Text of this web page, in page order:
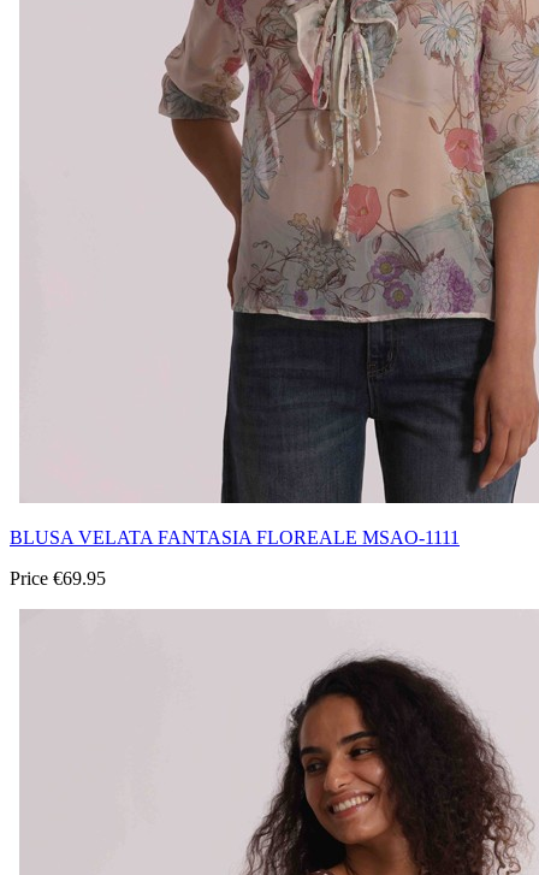
BLUSA VELATA FANTASIA FLOREALE MSAO-1111
Price €69.95